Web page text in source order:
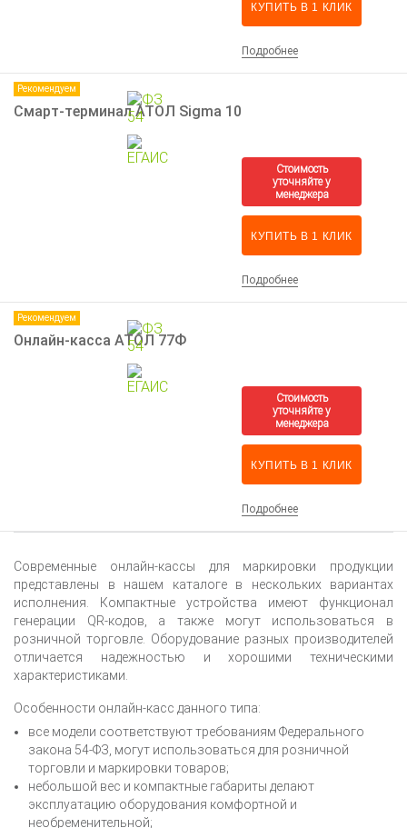
КУПИТЬ В 1 КЛИК
Подробнее
Рекомендуем
Смарт-терминал АТОЛ Sigma 10
КУПИТЬ В 1 КЛИК
Подробнее
Рекомендуем
Онлайн-касса АТОЛ 77Ф
КУПИТЬ В 1 КЛИК
Подробнее
Современные онлайн-кассы для маркировки продукции
представлены в нашем каталоге в нескольких вариантах
исполнения. Компактные устройства имеют функционал
генерации QR-кодов, а также могут использоваться в
розничной торговле. Оборудование разных производителей
отличается надежностью и хорошими техническими
характеристиками.
Особенности онлайн-касс данного типа:
все модели соответствуют требованиям Федерального
закона 54-ФЗ, могут использоваться для розничной
торговли и маркировки товаров;
небольшой вес и компактные габариты делают
эксплуатацию оборудования комфортной и
необременительной;